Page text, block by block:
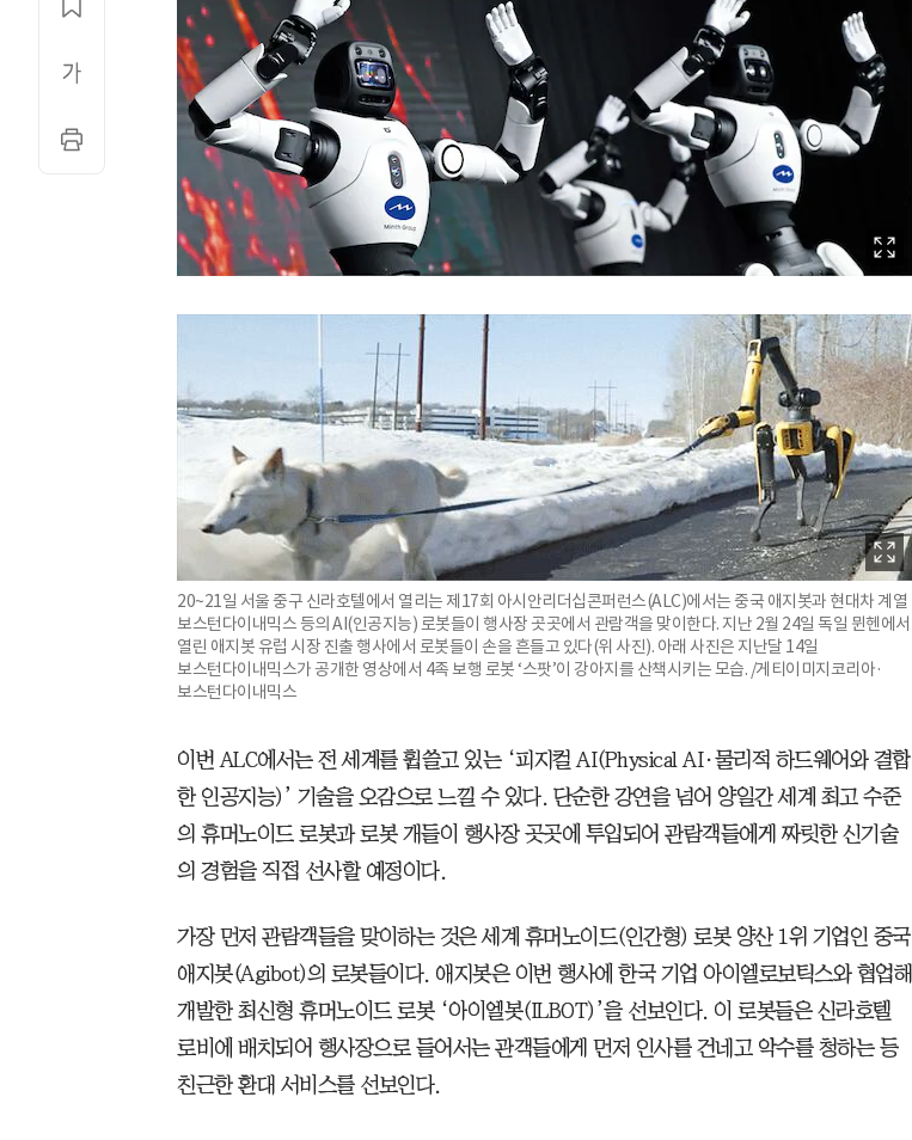
20~21일 서울 중구 신라호텔에서 열리는 제17회 아시안리더십콘퍼런스(ALC)에서는 중국 애지봇과 현대차 계열
보스턴다이내믹스 등의 AI(인공지능) 로봇들이 행사장 곳곳에서 관람객을 맞이한다. 지난 2월 24일 독일 뮌헨에서
열린 애지봇 유럽 시장 진출 행사에서 로봇들이 손을 흔들고 있다(위 사진). 아래 사진은 지난달 14일
보스턴다이내믹스가 공개한 영상에서 4족 보행 로봇 ‘스팟’이 강아지를 산책시키는 모습. /게티이미지코리아·
보스턴다이내믹스
이번 ALC에서는 전 세계를 휩쓸고 있는 ‘피지컬 AI(Physical AI·물리적 하드웨어와 결합
한 인공지능)’ 기술을 오감으로 느낄 수 있다. 단순한 강연을 넘어 양일간 세계 최고 수준
의 휴머노이드 로봇과 로봇 개들이 행사장 곳곳에 투입되어 관람객들에게 짜릿한 신기술
의 경험을 직접 선사할 예정이다.
가장 먼저 관람객들을 맞이하는 것은 세계 휴머노이드(인간형) 로봇 양산 1위 기업인 중국
애지봇(Agibot)의 로봇들이다. 애지봇은 이번 행사에 한국 기업 아이엘로보틱스와 협업해
개발한 최신형 휴머노이드 로봇 ‘아이엘봇(ILBOT)’을 선보인다. 이 로봇들은 신라호텔
로비에 배치되어 행사장으로 들어서는 관객들에게 먼저 인사를 건네고 악수를 청하는 등
친근한 환대 서비스를 선보인다.